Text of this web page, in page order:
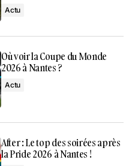
Actu
Où voir la Coupe du Monde
2026 à Nantes ?
Actu
After : Le top des soirées après
la Pride 2026 à Nantes !